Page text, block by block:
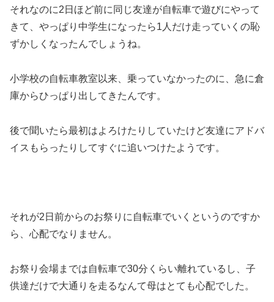
それなのに2日ほど前に同じ友達が自転車で遊びにやって
きて、やっぱり中学生になったら1人だけ走っていくの恥
ずかしくなったんでしょうね。
小学校の自転車教室以来、乗っていなかったのに、急に倉
庫からひっぱり出してきたんです。
後で聞いたら最初はよろけたりしていたけど友達にアドバ
イスもらったりしてすぐに追いつけたようです。
それが2日前からのお祭りに自転車でいくというのですか
ら、心配でなりません。
お祭り会場までは自転車で30分くらい離れているし、子
供達だけで大通りを走るなんて母はとても心配でした。